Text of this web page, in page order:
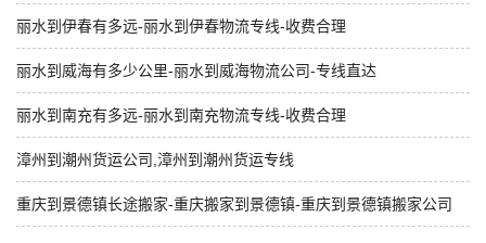
丽水到伊春有多远-丽水到伊春物流专线-收费合理
丽水到威海有多少公里-丽水到威海物流公司-专线直达
丽水到南充有多远-丽水到南充物流专线-收费合理
漳州到潮州货运公司,漳州到潮州货运专线
重庆到景德镇长途搬家-重庆搬家到景德镇-重庆到景德镇搬家公司